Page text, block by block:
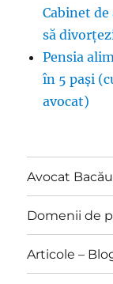
Cabinet de
să
Pensia
în 5 pași
avocat)
Avocat
Domenii de
Articole –